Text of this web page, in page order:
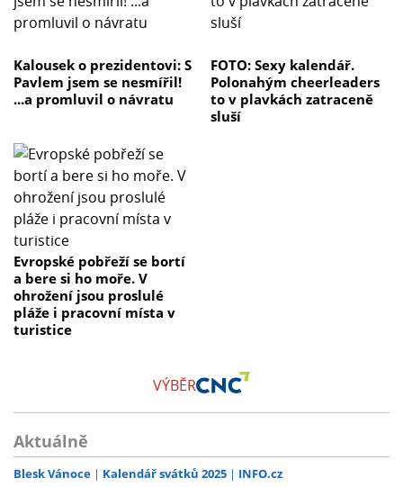
Kalousek o prezidentovi: S
Pavlem jsem se nesmířil!
...a promluvil o návratu
FOTO: Sexy kalendář.
Polonahým cheerleaders
to v plavkách zatraceně
sluší
Evropské pobřeží se bortí
a bere si ho moře. V
ohrožení jsou proslulé
pláže i pracovní místa v
turistice
VÝBĚR
Aktuálně
Blesk Vánoce Kalendář svátků 2025 INFO.cz